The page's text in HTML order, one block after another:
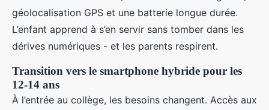
géolocalisation GPS et une batterie longue durée.
L’enfant apprend à s’en servir sans tomber dans les
dérives numériques - et les parents respirent.
Transition vers le smartphone hybride pour les
12-14 ans
À l’entrée au collège, les besoins changent. Accès aux